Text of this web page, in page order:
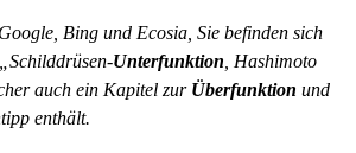
Bing und Ecosia, Sie befinden sich
Unterfunktion , Hashimoto
auch ein Kapitel zur Überfunktion und
enthält.